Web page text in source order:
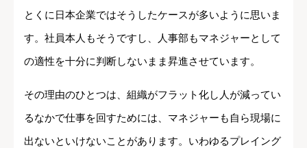
とくに日本企業ではそうしたケースが多いように思いま
す。社員本人もそうですし、人事部もマネジャーとして
の適性を十分に判断しないまま昇進させています。
その理由のひとつは、組織がフラット化し人が減ってい
るなかで仕事を回すためには、マネジャーも自ら現場に
出ないといけないことがあります。いわゆるプレイング